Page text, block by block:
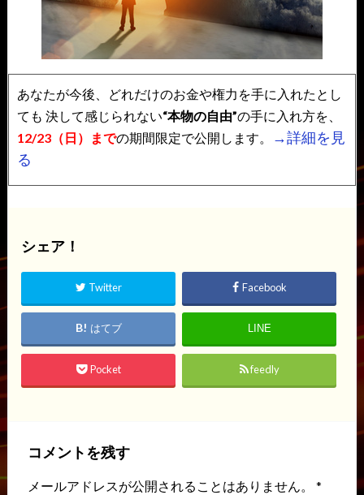
あなたが今後、どれだけのお金や権力を手に入れたとし
ても 決して感じられない“本物の自由”の手に入れ方を、
12/23（日）までの期間限定で公開します。
→詳細を見
る
シェア！
Twitter Facebook
はてブ LINE
Pocket feedly
コメントを残す
メールアドレスが公開されることはありません。
*